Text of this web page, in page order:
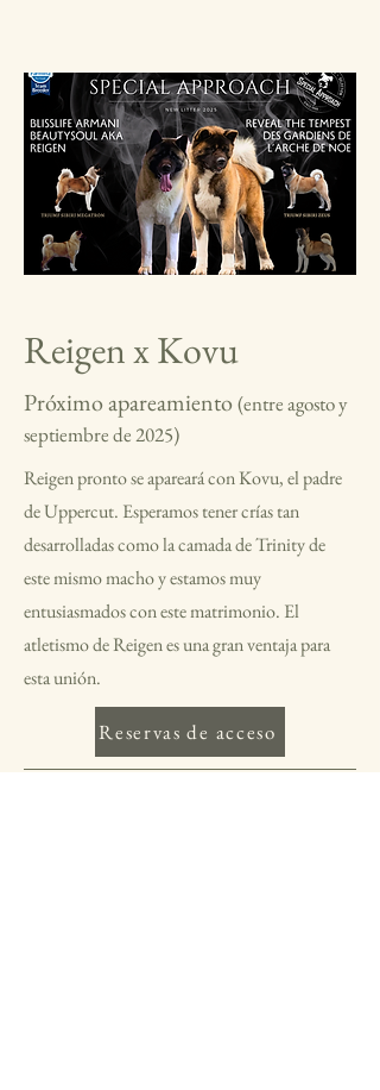
Reigen x Kovu
Próximo apareamiento(entre agosto y
septiembre de 2025)
Reigen pronto se apareará con Kovu, el padre
de Uppercut. Esperamos tener crías tan
desarrolladas como la camada de Trinity de
este mismo macho y estamos muy
entusiasmados con este matrimonio. El
atletismo de Reigen es una gran ventaja para
esta unión.
Reservas de acceso